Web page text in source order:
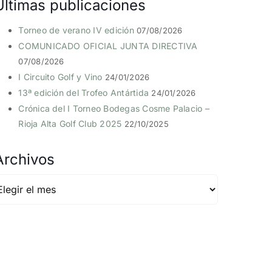
publicaciones
Torneo de verano IV edición 07/08/2026
COMUNICADO OFICIAL JUNTA DIRECTIVA
07/08/2026
I Circuito Golf y Vino 24/01/2026
13ª edición del Trofeo Antártida 24/01/2026
Crónica del I Torneo Bodegas Cosme Palacio –
Rioja Alta Golf Club 2025 22/10/2025